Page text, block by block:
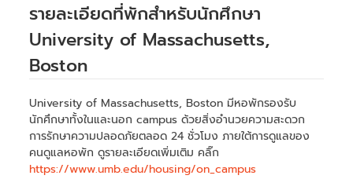
รายละเอียดที่พักสำหรับนักศึกษา
University of Massachusetts,
Boston
University of Massachusetts, Boston มีหอพักรองรับ
นักศึกษาทั้งในและนอก campus ด้วยสิ่งอำนวยความสะดวก
การรักษาความปลอดภัยตลอด 24 ชั่วโมง ภายใต้การดูแลของ
คนดูแลหอพัก ดูรายละเอียดเพิ่มเติม คลิ๊ก
https://www.umb.edu/housing/on_campus